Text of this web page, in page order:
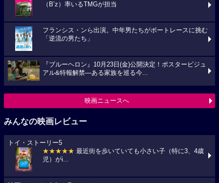
（B’z）率いるTMGが担当
フランシス・ンら出演。中年男たちがボートレースに挑む
「逆流の男たち」
『ブルーヘロン』10月23日(金)公開決定！ポスタービジュ
アル&特報解禁―ある家族を巡る今...
映画ニュースへ
みんなの映画レビュー
トイ・ストーリー5
★★★★★ 最近街を歩いていても小さい子（特に3、4歳
児）がi...